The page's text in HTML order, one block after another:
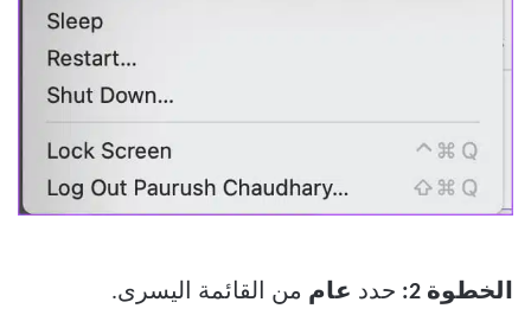
الخطوة 2: حدد عام من القائمة اليسرى.